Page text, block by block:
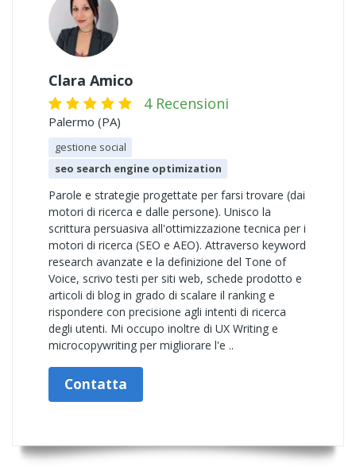
Clara Amico
4 Recensioni
Palermo (PA)
gestione social
seo search engine optimization
Parole e strategie progettate per farsi trovare (dai
motori di ricerca e dalle persone). Unisco la
scrittura persuasiva all'ottimizzazione tecnica per i
motori di ricerca (SEO e AEO). Attraverso keyword
research avanzate e la definizione del Tone of
Voice, scrivo testi per siti web, schede prodotto e
articoli di blog in grado di scalare il ranking e
rispondere con precisione agli intenti di ricerca
degli utenti. Mi occupo inoltre di UX Writing e
microcopywriting per migliorare l'e ..
Contatta